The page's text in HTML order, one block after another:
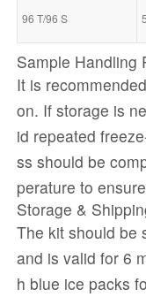
96 T/96 S
Sample Handling
It is
on. If storage is
id repeated
ss should be
perature to
Storage &
The kit should be
and is valid for 6
h blue ice packs